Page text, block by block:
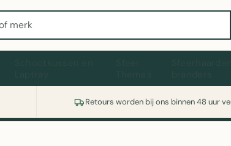
Retours worden bij ons binnen 48 uur
Wasmachine of koelkast nodig? Vergelijk alle prijzen op